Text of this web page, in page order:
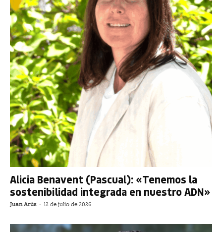
Alicia Benavent (Pascual): «Tenemos la
sostenibilidad integrada en nuestro ADN»
Juan Arús - 12 de julio de 2026